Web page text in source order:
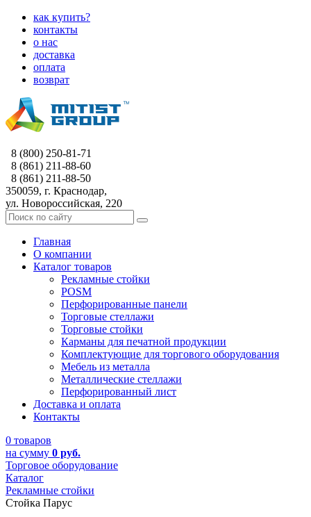
как купить?
контакты
о нас
доставка
оплата
возврат
8 (800) 250-81-71
8 (861) 211-88-60
8 (861) 211-88-50
350059, г. Краснодар,
ул. Новороссийская, 220
Главная
О компании
Каталог товаров
Рекламные стойки
POSM
Перфорированные панели
Торговые стеллажи
Торговые стойки
Карманы для печатной продукции
Комплектующие для торгового оборудования
Мебель из металла
Металлические стеллажи
Перфорированный лист
Доставка и оплата
Контакты
0 товаров
на сумму 0 руб.
Торговое оборудование
Каталог
Рекламные стойки
Стойка Парус